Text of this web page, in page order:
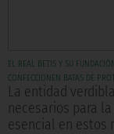
EL REAL BETIS Y SU
CONFECCIONEN BATAS DE
La entidad
necesarios para
esencial en estos